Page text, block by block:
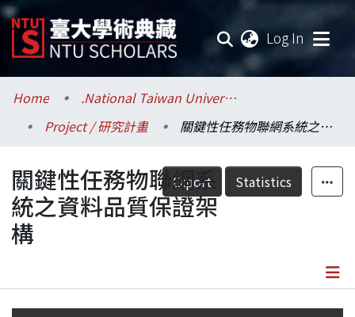
Log In
Communities & Collections
Research Outputs
Fundings & Projects
Researchers
Statistics
Home
.National Taiwan University / 國立臺灣大學
Project / 研究計畫
關鍵性任務物聯網系統之資料品質保證架構
Export Statistics
關鍵性任務物聯網系
統之資料品質保證架
構
Details